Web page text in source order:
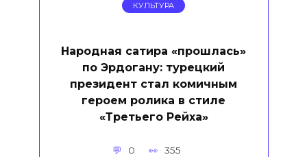
КУЛЬТУРА
Народная сатира «прошлась»
по Эрдогану: турецкий
президент стал комичным
героем ролика в стиле
«Третьего Рейха»
0 355